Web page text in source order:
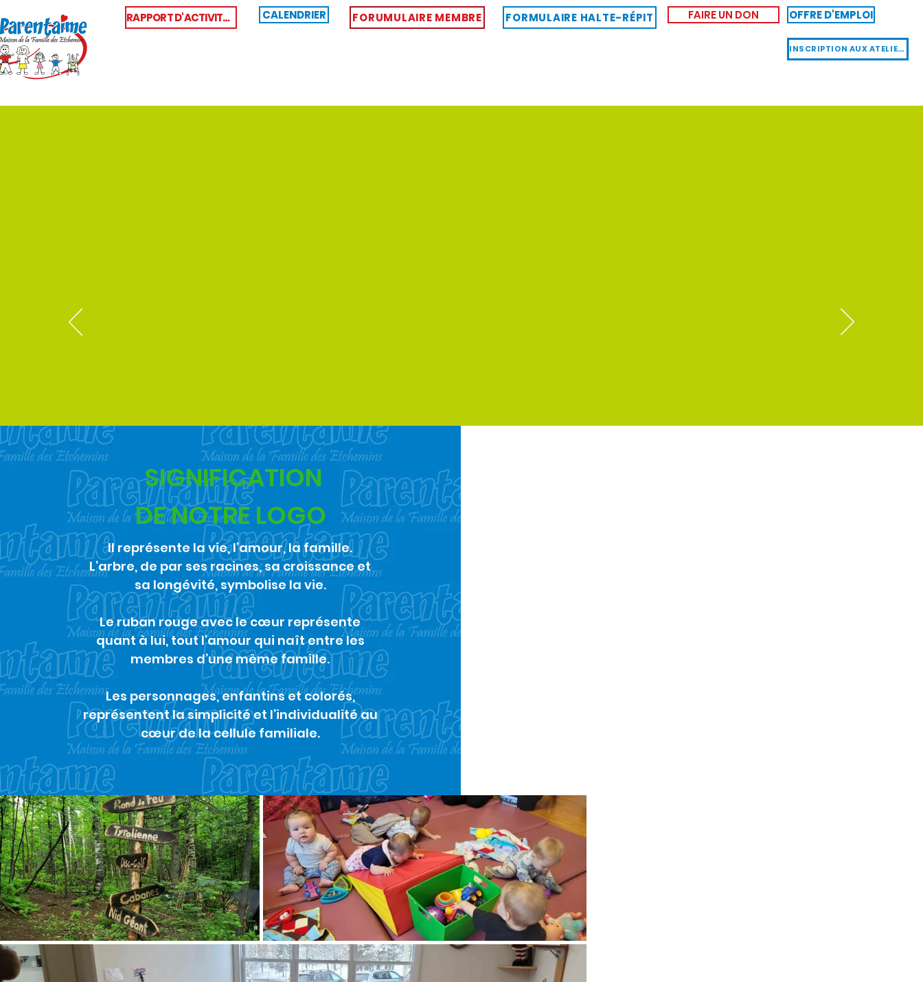
RAPPORT D'ACTIVITÉS CALENDRIER FORUMULAIRE MEMBRE FORMULAIRE HALTE-RÉPIT FAIRE UN DON OFFRE D'EMPLOI
INSCRIPTION AUX ATELIERS
SIGNIFICATION
DE NOTRE LOGO
Il représente la vie, l’amour, la famille.
L’arbre, de par ses racines, sa croissance et
sa longévité, symbolise la vie.
Le ruban rouge avec le cœur représente
quant à lui, tout l’amour qui naît entre les
membres d’une même famille.
Les personnages, enfantins et colorés,
représentent la simplicité et l’individualité au
cœur de la cellule familiale.